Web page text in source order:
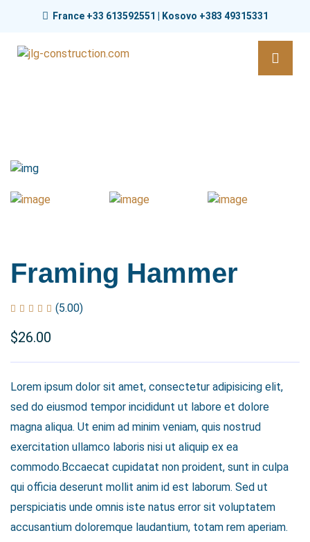
France +33 613592551 | Kosovo +383 49315331
Framing Hammer
(5.00)
$26.00
Lorem ipsum dolor sit amet, consectetur adipisicing elit,
sed do eiusmod tempor incididunt ut labore et dolore
magna aliqua. Ut enim ad minim veniam, quis nostrud
exercitation ullamco laboris nisi ut aliquip ex ea
commodo.Bccaecat cupidatat non proident, sunt in culpa
qui officia deserunt mollit anim id est laborum. Sed ut
perspiciatis unde omnis iste natus error sit voluptatem
accusantium doloremque laudantium, totam rem aperiam.